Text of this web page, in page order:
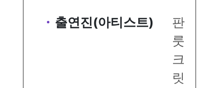
출연진(아티스트)
판
룻
크
릿